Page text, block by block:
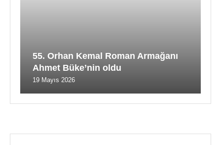
55. Orhan Kemal Roman Armağanı
Ahmet Büke’nin oldu
19 Mayıs 2026